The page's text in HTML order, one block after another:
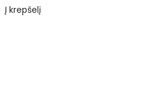
Į krepšelį